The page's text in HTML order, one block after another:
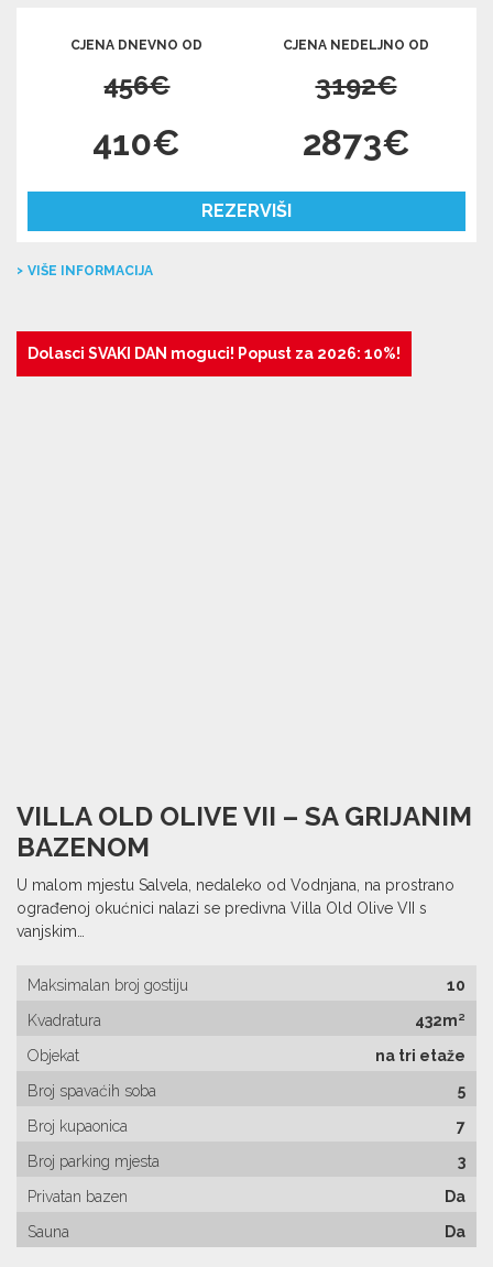
CJENA DNEVNO OD
456€
CJENA NEDELJNO OD
3192€
410€ 2873€
REZERVIŠI
VIŠE INFORMACIJA
Dolasci SVAKI DAN moguci! Popust za 2026: 10%!
VILLA OLD OLIVE VII – SA GRIJANIM
BAZENOM
U malom mjestu Salvela, nedaleko od Vodnjana, na prostrano
ograđenoj okućnici nalazi se predivna Villa Old Olive VII s
vanjskim…
Maksimalan broj gostiju
10
Kvadratura
432m²
Objekat
na tri etaže
Broj spavaćih soba
5
Broj kupaonica
7
Broj parking mjesta
3
Privatan bazen
Da
Sauna
Da